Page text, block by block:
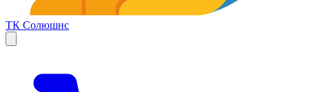
ТК Солюшнс